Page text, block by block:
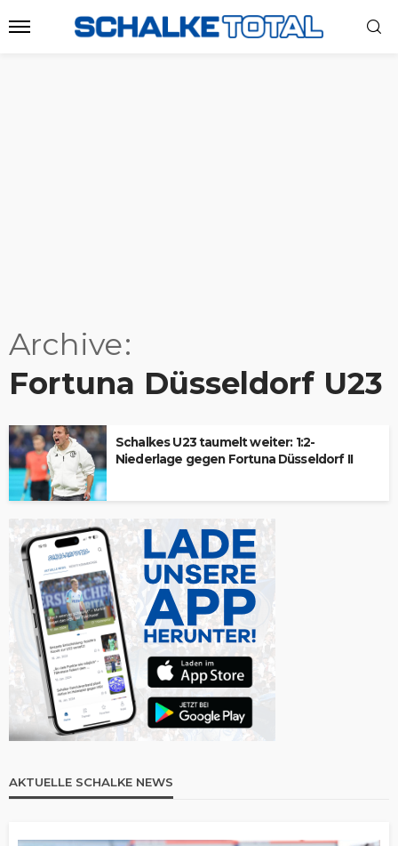
Archive
Fortuna Düsseldorf U23
Schalkes U23 taumelt weiter: 1:2-
Niederlage gegen Fortuna Düsseldorf II
AKTUELLE SCHALKE NEWS